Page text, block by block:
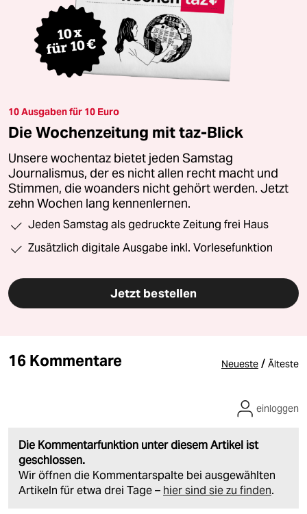
10 Ausgaben für 10 Euro
Die Wochenzeitung mit taz-Blick
Unsere wochentaz bietet jeden Samstag
Journalismus, der es nicht allen recht macht und
Stimmen, die woanders nicht gehört werden. Jetzt
zehn Wochen lang kennenlernen.
Jeden Samstag als gedruckte Zeitung frei Haus
Zusätzlich digitale Ausgabe inkl. Vorlesefunktion
Jetzt bestellen
16 Kommentare Neueste / Älteste
Die Kommentarfunktion unter diesem Artikel ist
geschlossen.
Wir öffnen die Kommentarspalte bei ausgewählten
Artikeln für etwa drei Tage – hier sind sie zu finden.
einloggen